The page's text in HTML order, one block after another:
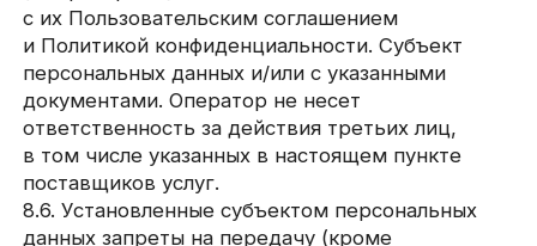
не раскрывать третьим лицам
и не распространять персональные данные
без согласия субъекта персональных данных,
если иное не предусмотрено федеральным
законом.
12. Заключительные
положения
12.1. Пользователь может получить любые
разъяснения по интересующим вопросам,
касающимся обработки его персональных